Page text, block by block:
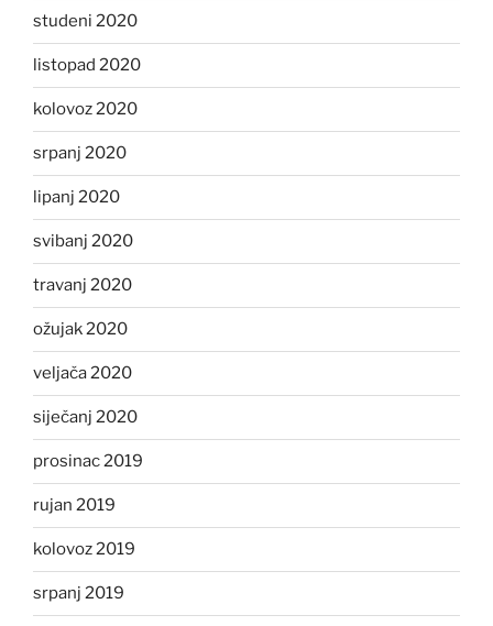
studeni 2020
listopad 2020
kolovoz 2020
srpanj 2020
lipanj 2020
svibanj 2020
travanj 2020
ožujak 2020
veljača 2020
siječanj 2020
prosinac 2019
rujan 2019
kolovoz 2019
srpanj 2019